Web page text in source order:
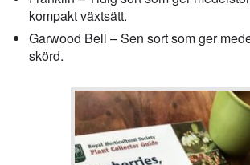
kompakt växtsätt.
Garwood Bell – Sen sort som ger
skörd.